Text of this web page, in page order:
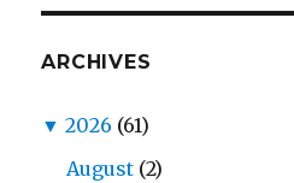
ARCHIVES
▼ 2026 (61)
August (2)